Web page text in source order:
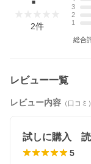
2件
3
2
1
総合
レビュー一覧
レビュー内容 （口コミ）
試しに購入 読
5